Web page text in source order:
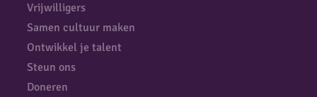
Vrijwilligers
Samen cultuur maken
Ontwikkel je talent
Steun ons
Doneren